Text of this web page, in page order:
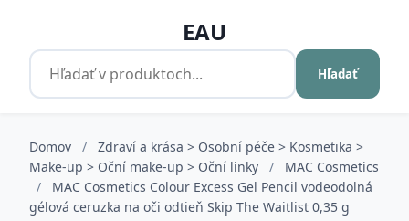
EAU
Hľadať
Domov /
Zdraví a krása > Osobní péče > Kosmetika >
Make-up > Oční make-up > Oční linky
/
MAC Cosmetics
/
MAC Cosmetics Colour Excess Gel Pencil vodeodolná
gélová ceruzka na oči odtieň Skip The Waitlist 0,35 g